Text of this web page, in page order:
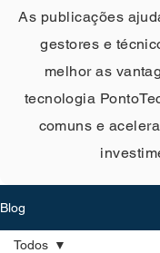
As publicações
gestores e
melhor as
tecnologia
comuns e
Blog
Todos